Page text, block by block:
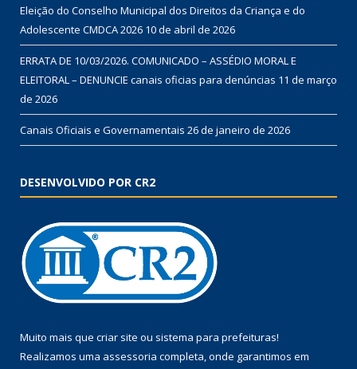
Eleição do Conselho Municipal dos Direitos da Criança e do
Adolescente CMDCA 2026 10 de abril de 2026
ERRATA DE 10/03/2026. COMUNICADO – ASSÉDIO MORAL E
ELEITORAL – DENUNCIE canais oficias para denúncias 11 de março
de 2026
Canais Oficiais e Governamentais 26 de janeiro de 2026
DESENVOLVIDO POR CR2
Muito mais que criar site ou sistema para prefeituras!
Realizamos uma assessoria completa, onde garantimos em